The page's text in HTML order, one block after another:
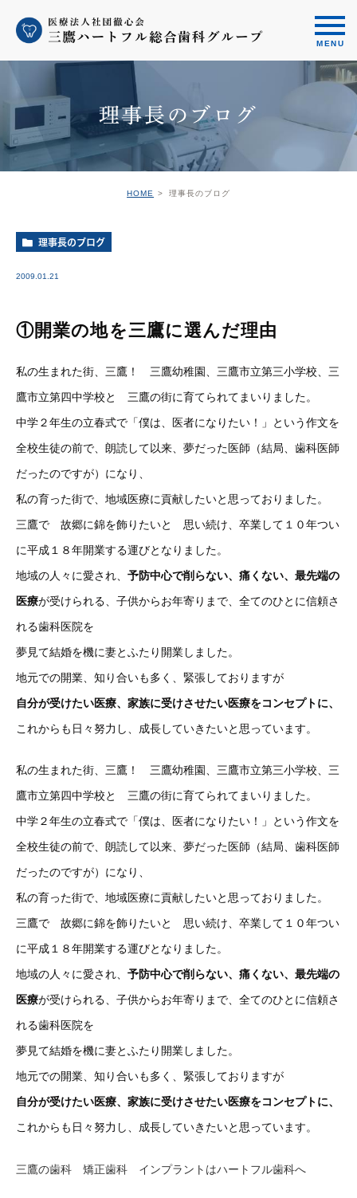
理事長のブログ
HOME 理事長のブログ
理事長のブログ
2009.01.21
①開業の地を三鷹に選んだ理由
私の生まれた街、三鷹！ 三鷹幼稚園、三鷹市立第三小学校、三
鷹市立第四中学校と 三鷹の街に育てられてまいりました。
中学２年生の立春式で「僕は、医者になりたい！」という作文を
全校生徒の前で、朗読して以来、夢だった医師（結局、歯科医師
だったのですが）になり、
私の育った街で、地域医療に貢献したいと思っておりました。
三鷹で 故郷に錦を飾りたいと 思い続け、卒業して１０年つい
に平成１８年開業する運びとなりました。
地域の人々に愛され、 予防中心で削らない、痛くない、最先端の
医療が受けられる、子供からお年寄りまで、全てのひとに信頼さ
れる歯科医院を
夢見て結婚を機に妻とふたり開業しました。
地元での開業、知り合いも多く、緊張しておりますが
自分が受けたい医療、家族に受けさせたい医療をコンセプトに、
これからも日々努力し、成長していきたいと思っています。
私の生まれた街、三鷹！ 三鷹幼稚園、三鷹市立第三小学校、三
鷹市立第四中学校と 三鷹の街に育てられてまいりました。
中学２年生の立春式で「僕は、医者になりたい！」という作文を
全校生徒の前で、朗読して以来、夢だった医師（結局、歯科医師
だったのですが）になり、
私の育った街で、地域医療に貢献したいと思っておりました。
三鷹で 故郷に錦を飾りたいと 思い続け、卒業して１０年つい
に平成１８年開業する運びとなりました。
地域の人々に愛され、 予防中心で削らない、痛くない、最先端の
医療が受けられる、子供からお年寄りまで、全てのひとに信頼さ
れる歯科医院を
夢見て結婚を機に妻とふたり開業しました。
地元での開業、知り合いも多く、緊張しておりますが
自分が受けたい医療、家族に受けさせたい医療をコンセプトに、
これからも日々努力し、成長していきたいと思っています。
三鷹の歯科 矯正歯科 インプラントはハートフル歯科へ